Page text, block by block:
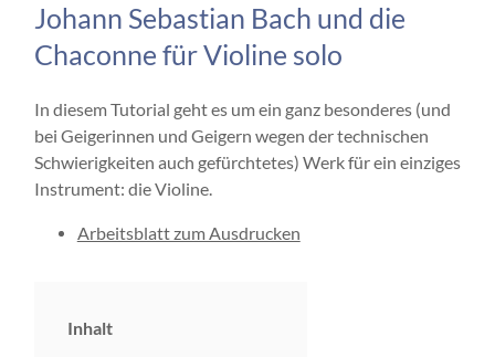
Johann Sebastian Bach und die
Chaconne für Violine solo
In diesem Tutorial geht es um ein ganz besonderes (und
bei Geigerinnen und Geigern wegen der technischen
Schwierigkeiten auch gefürchtetes) Werk für ein einziges
Instrument: die Violine.
Arbeitsblatt zum Ausdrucken
Inhalt